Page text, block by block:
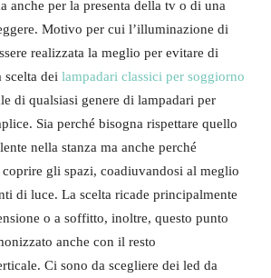
anche per la presenta della tv o di una
Motivo per cui l’illuminazione di
realizzata la meglio per evitare di
scelta dei lampadari classici per soggiorno
di qualsiasi genere di lampadari per
Sia perché bisogna rispettare quello
nella stanza ma anche perché
gli spazi, coadiuvandosi al meglio
di luce. La scelta ricade principalmente
o a soffitto, inoltre, questo punto
anche con il resto
Ci sono da scegliere dei led da